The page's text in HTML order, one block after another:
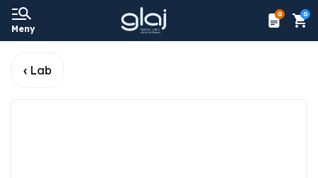
Meny
0 0
Lab